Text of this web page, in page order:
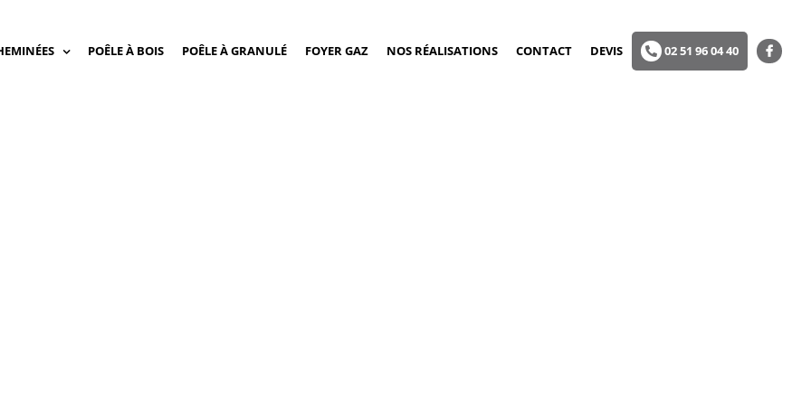
POÊLE À BOIS POÊLE À GRANULÉ FOYER GAZ NOS RÉALISATIONS CONTACT DEVIS 02 51 96 04 40